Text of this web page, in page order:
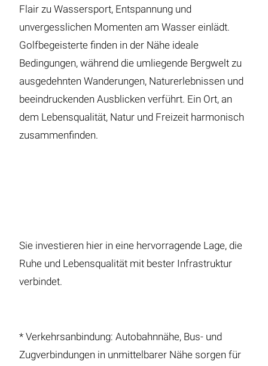
Flair zu Wassersport, Entspannung und
unvergesslichen Momenten am Wasser einlädt.
Golfbegeisterte finden in der Nähe ideale
Bedingungen, während die umliegende Bergwelt zu
ausgedehnten Wanderungen, Naturerlebnissen und
beeindruckenden Ausblicken verführt. Ein Ort, an
dem Lebensqualität, Natur und Freizeit harmonisch
zusammenfinden.
Sie investieren hier in eine hervorragende Lage, die
Ruhe und Lebensqualität mit bester Infrastruktur
verbindet.
* Verkehrsanbindung: Autobahnnähe, Bus- und
Zugverbindungen in unmittelbarer Nähe sorgen für